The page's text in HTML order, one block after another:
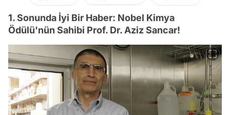
1. Sonunda İyi Bir Haber: Nobel Kimya
Ödülü'nün Sahibi Prof. Dr. Aziz Sancar!